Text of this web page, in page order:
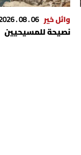
وائل خير 06 . 08 . 2026
نصيحة للمسيحيين